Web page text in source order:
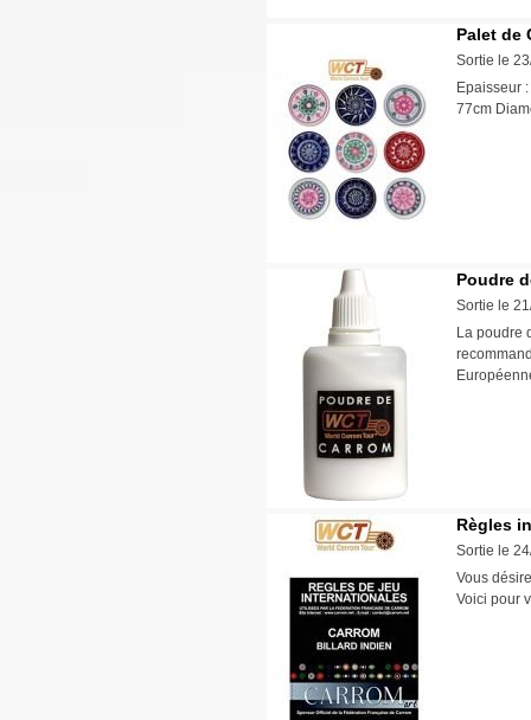
Palet de
Sortie le
Epaisseur
77cm
Poudre
Sortie le
La poudre
Règles
Sortie le
Vous
Voici pour